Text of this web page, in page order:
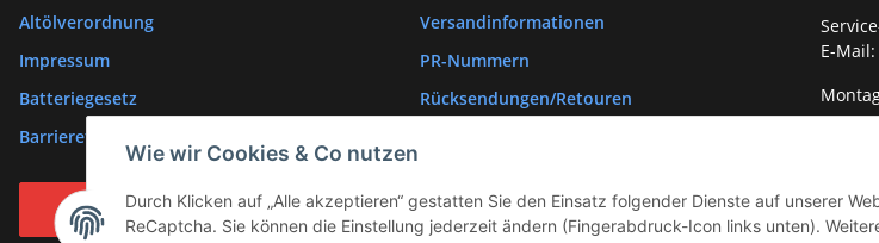
Wie wir Cookies & Co nutzen
Durch Klicken auf „Alle akzeptieren“ gestatten Sie den Einsatz folgender Dienste auf unserer
ReCaptcha. Sie können die Einstellung jederzeit ändern (Fingerabdruck-Icon links unten).
Altölverordnung
Impressum
Batteriegesetz
Barrierefreiheitserklärung
Vertrag widerrufen
Versandinformationen
PR-Nummern
Rücksendungen/Retouren
E-Mail: